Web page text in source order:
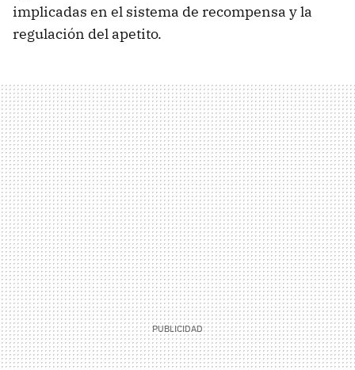
implicadas en el sistema de recompensa y la
regulación del apetito.